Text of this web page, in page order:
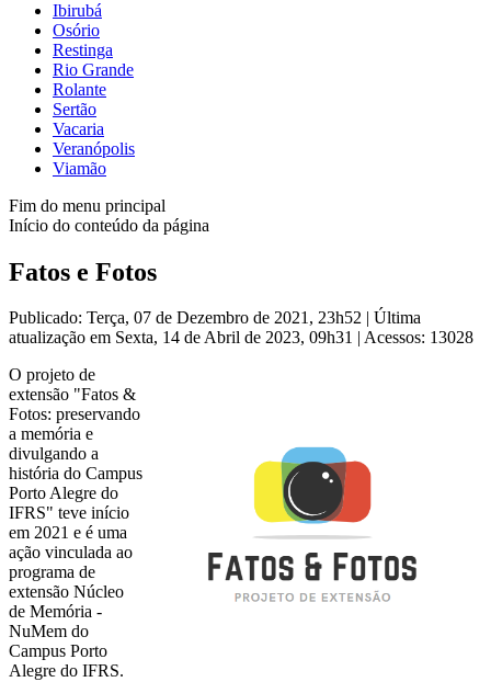
Ibirubá
Osório
Restinga
Rio Grande
Rolante
Sertão
Vacaria
Veranópolis
Viamão
Fim do menu principal
Início do conteúdo da página
Fatos e Fotos
Publicado: Terça, 07 de Dezembro de 2021, 23h52 | Última
atualização em Sexta, 14 de Abril de 2023, 09h31 | Acessos: 13028
O projeto de
extensão "Fatos &
Fotos: preservando
a memória e
divulgando a
história do Campus
Porto Alegre do
IFRS" teve início
em 2021 e é uma
ação vinculada ao
programa de
extensão Núcleo
de Memória -
NuMem do
Campus Porto
Alegre do IFRS.